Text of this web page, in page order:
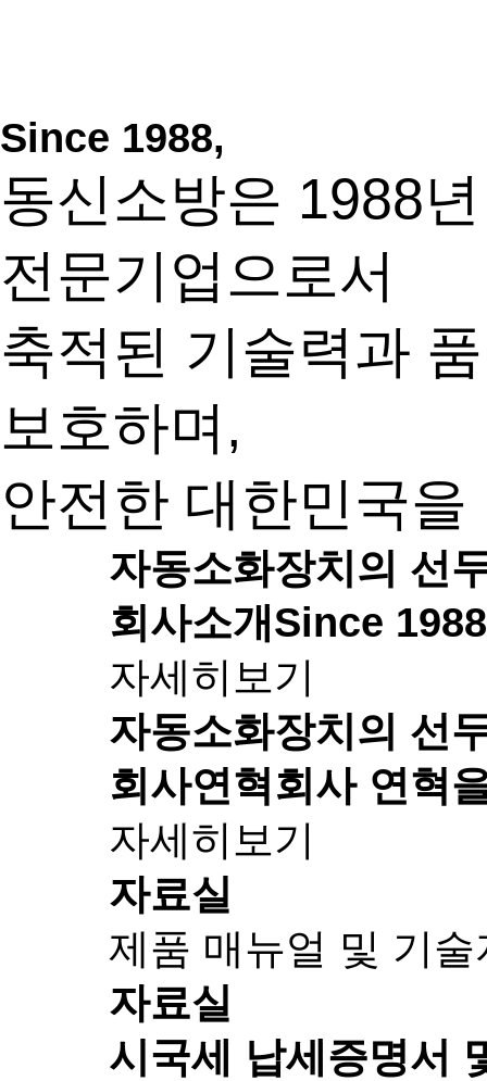
Since 1988,
동신소방은 1988
전문기업으로서
축적된 기술력과
보호하며,
안전한 대한민국
자동소화장치의 선
회사소개Since
자세히보기
자동소화장치의 선
회사연혁회사 연혁
자세히보기
자료실
제품 매뉴얼 및 기
자료실
시국세 납세증명서